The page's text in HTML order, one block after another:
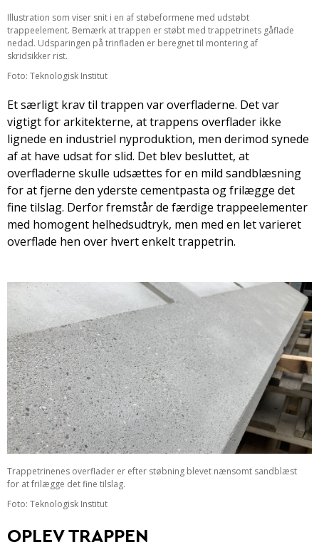
Illustration som viser snit i en af støbeformene med udstøbt
trappeelement. Bemærk at trappen er støbt med trappetrinets gåflade
nedad. Udsparingen på trinfladen er beregnet til montering af
skridsikker rist.
Foto: Teknologisk Institut
Et særligt krav til trappen var overfladerne. Det var
vigtigt for arkitekterne, at trappens overflader ikke
lignede en industriel nyproduktion, men derimod synede
af at have udsat for slid. Det blev besluttet, at
overfladerne skulle udsættes for en mild sandblæsning
for at fjerne den yderste cementpasta og frilægge det
fine tilslag. Derfor fremstår de færdige trappeelementer
med homogent helhedsudtryk, men med en let varieret
overflade hen over hvert enkelt trappetrin.
Trappetrinenes overflader er efter støbning blevet nænsomt sandblæst
for at frilægge det fine tilslag.
Foto: Teknologisk Institut
OPLEV TRAPPEN